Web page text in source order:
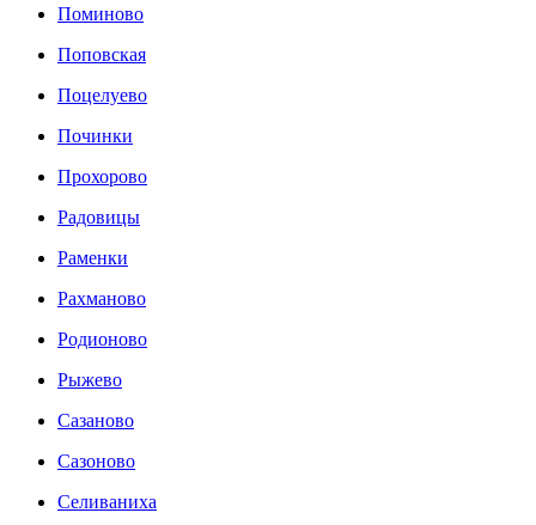
Поминово
Поповская
Поцелуево
Починки
Прохорово
Радовицы
Раменки
Рахманово
Родионово
Рыжево
Сазаново
Сазоново
Селиваниха